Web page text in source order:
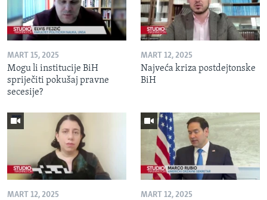
MART 15, 2025
Mogu li institucije BiH
spriječiti pokušaj pravne
secesije?
MART 12, 2025
Najveća kriza postdejtonske
BiH
MART 12, 2025 MART 12, 2025